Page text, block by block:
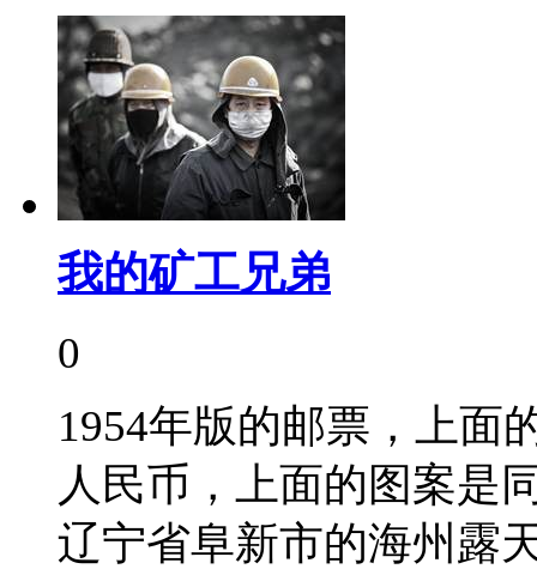
我的矿工兄弟
0
1954年版的邮票，上面
人民币，上面的图案是
辽宁省阜新市的海州